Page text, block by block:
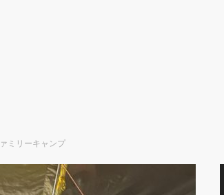
ミリーキャンプ